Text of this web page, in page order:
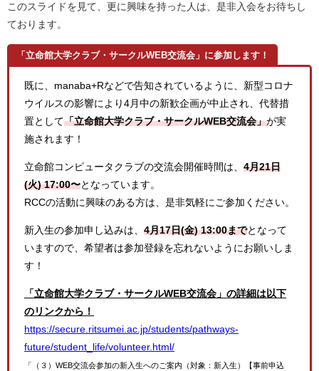
このスライドを見て、更に興味を持った人は、是非入会をお待ちし
ております。
「立命館大学クラブ・サークルWEB交流会」に参加します！
既に、manaba+Rなどで告知されているように、新型コロナ
ウイルスの影響により4月中の新歓企画が中止され、代替措
置として「立命館大学クラブ・サークルWEB交流会」が実
施されます！
立命館コンピュータクラブの交流会開催時間は、 4月21日
(火) 17:00〜となっています。
RCCの活動に興味のある方は、是非気軽にご参加ください。
新入生の参加申し込みは、 4月17日(金) 13:00までとなって
いますので、希望者は参加登録を忘れないようにお願いしま
す！
「立命館大学クラブ・サークルWEB交流会」の詳細は以下
のリンクから！
https://secure.ritsumei.ac.jp/students/pathways-
future/student_life/volunteer.html/
「（３）WEB交流会参加の新入生へのご案内（対象：新入生）【事前申込